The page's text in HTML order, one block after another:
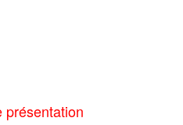
présentation